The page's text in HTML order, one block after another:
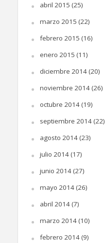
abril 2015 (25)
marzo 2015 (22)
febrero 2015 (16)
enero 2015 (11)
diciembre 2014(20)
noviembre 2014(26)
octubre 2014(19)
septiembre 2014(22)
agosto 2014(23)
julio 2014(17)
junio 2014(27)
mayo 2014(26)
abril 2014(7)
marzo 2014(10)
febrero 2014(9)